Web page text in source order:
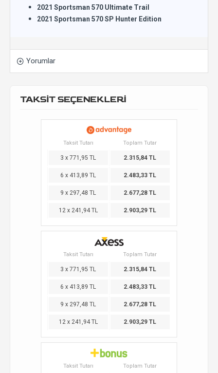
2021 Sportsman 570 Ultimate Trail
2021 Sportsman 570 SP Hunter Edition
Yorumlar
TAKSİT SEÇENEKLERİ
Taksit Tutarı Toplam Tutar
3 x 771,95 TL 2.315,84 TL
6 x 413,89 TL 2.483,33 TL
9 x 297,48 TL 2.677,28 TL
12 x 241,94 TL 2.903,29 TL
Taksit Tutarı Toplam Tutar
3 x 771,95 TL 2.315,84 TL
6 x 413,89 TL 2.483,33 TL
9 x 297,48 TL 2.677,28 TL
12 x 241,94 TL 2.903,29 TL
Taksit Tutarı Toplam Tutar